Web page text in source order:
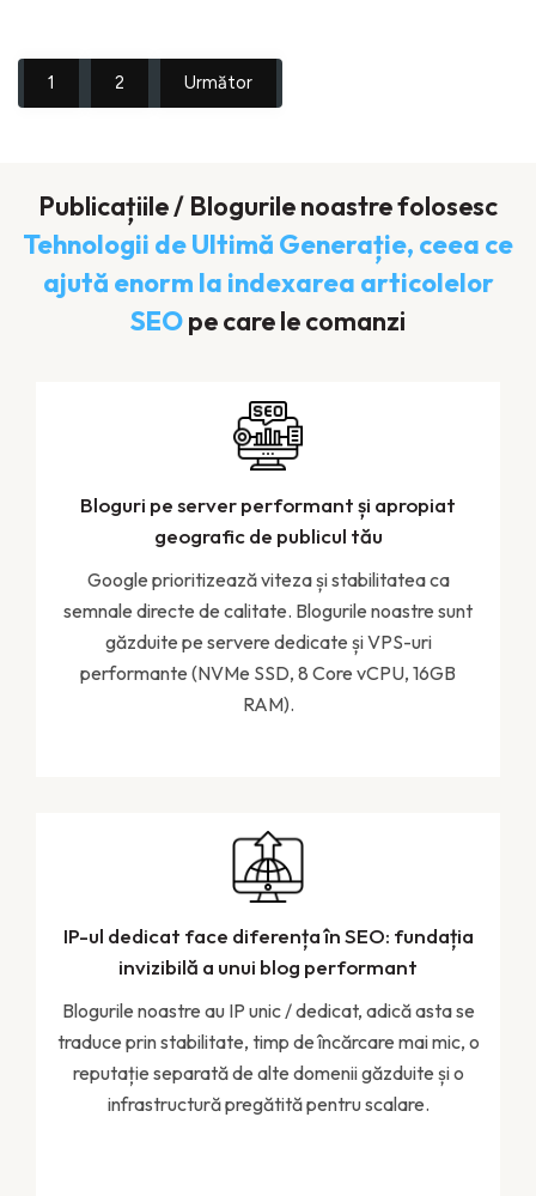
Paginație
articole
1 2 Următor
Publicațiile / Blogurile noastre folosesc
Tehnologii de Ultimă Generație, ceea ce
ajută enorm la indexarea articolelor
SEOpe care le comanzi
Bloguri pe server performant și apropiat
geografic de publicul tău
Google prioritizează viteza și stabilitatea ca
semnale directe de calitate. Blogurile noastre sunt
găzduite pe servere dedicate și VPS-uri
performante (NVMe SSD, 8 Core vCPU, 16GB
RAM).
IP-ul dedicat face diferența în SEO: fundația
invizibilă a unui blog performant
Blogurile noastre au IP unic / dedicat, adică asta se
traduce prin stabilitate, timp de încărcare mai mic, o
reputație separată de alte domenii găzduite și o
infrastructură pregătită pentru scalare.